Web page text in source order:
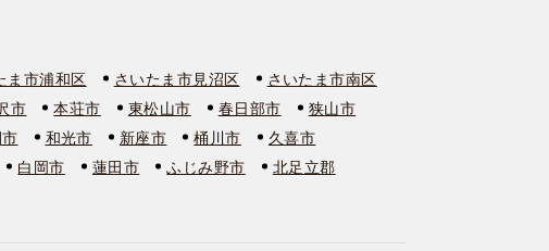
ま市浦和区 さいたま市見沼区
さいたま市南区
市 本荘市 東松山市 春日部市
狭山市
和光市 新座市 桶川市
久喜市
白岡市 蓮田市 ふじみ野市
北足立郡